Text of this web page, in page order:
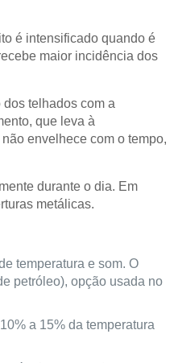
é intensificado quando é
maior incidência dos
telhados com a
que leva à
envelhece com o tempo,
durante o dia. Em
metálicas.
temperatura e som. O
petróleo), opção usada no
a 15% da temperatura